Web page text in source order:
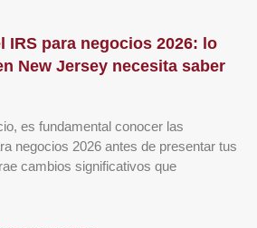
IRS para negocios 2026: lo
New Jersey necesita saber
es fundamental conocer las
negocios 2026 antes de presentar tus
cambios significativos que